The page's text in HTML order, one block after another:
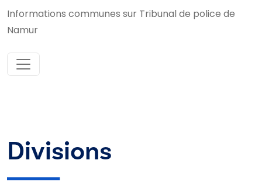
Informations communes sur Tribunal de police de
Namur
Divisions